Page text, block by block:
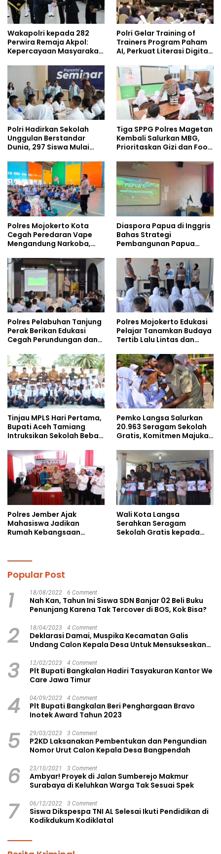
Wakapolri kepada 282
Perwira Remaja Akpol:
Kepercayaan Masyarakat
Polri Gelar Training of
Trainers Program Paham
AI, Perkuat Literasi Digital
Polri Hadirkan Sekolah
Unggulan Berstandar
Dunia, 297 Siswa Mulai
Tiga SPPG Polres Magetan
Kembali Salurkan MBG,
Prioritaskan Gizi dan Food
Polres Mojokerto Kota
Cegah Peredaran Vape
Mengandung Narkoba,
Kalangan Remaja
Diaspora Papua di Inggris
Bahas Strategi
Pembangunan Papua
Doktoral Internasional
Polres Pelabuhan Tanjung
Perak Berikan Edukasi
Cegah Perundungan dan
kepada Pelajar MPLS
Polres Mojokerto Edukasi
Pelajar Tanamkan Budaya
Tertib Lalu Lintas dan
Tinjau MPLS Hari Pertama,
Bupati Aceh Tamiang
Intruksikan Sekolah Bebas
Pemko Langsa Salurkan
20.963 Seragam Sekolah
Gratis, Komitmen Majukan
Polres Jember Ajak
Mahasiswa Jadikan
Rumah Kebangsaan
Wali Kota Langsa
Serahkan Seragam
Sekolah Gratis kepada
Popular Post
1 18/08/2022 6 Comment
Nah Kan, Tahun Ini Siswa SDN Banjar 02 Beli Buku
Penunjang Karena Tak Tercover di BOS, Kok Bisa?
2 18/04/2023 4 Comment
Deklarasi Damai, Muspika Kecamatan Galis
Undang Calon Kepala Desa Untuk Mensukseskan
3 12/02/2023 4 Comment
Plt Bupati Bangkalan Hadiri Tasyakuran Kantor We
Care Jawa Timur
4 04/09/2023 4 Comment
Plt Bupati Bangkalan Beri Penghargaan Bravo
Inotek Award Tahun 2023
5 29/03/2023 3 Comment
P2KD Laksanakan Pembentukan dan Pengundian
Nomor Urut Calon Kepala Desa Bangpendah
6 23/10/2021 3 Comment
Ambyar! Proyek di Jalan Sumberejo Makmur
Surabaya di Keluhkan Warga Tak Sesuai Spek
7 06/12/2022 3 Comment
Siswa Dikspespa TNI AL Selesai Ikuti Pendidikan di
Kodikdukum Kodiklatal